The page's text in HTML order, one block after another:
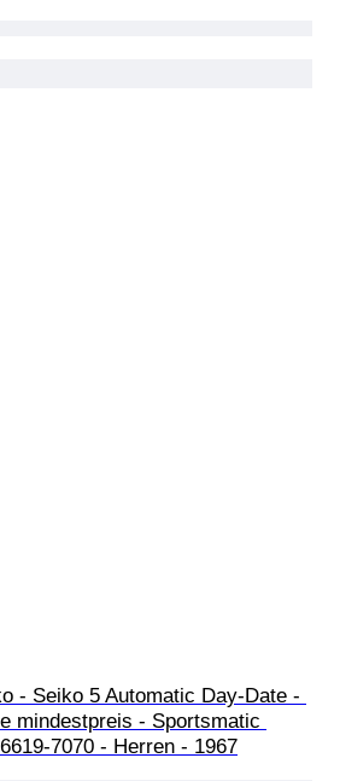
- Seiko 5 Automatic Day-Date -
mindestpreis - Sportsmatic
7070 - Herren - 1967